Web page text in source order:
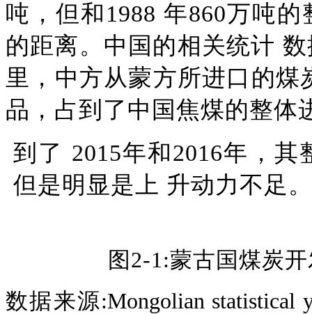
吨，但和1988 年860万吨
的距离。中国的相关统计
里，中方从蒙方所进口的煤
品，占到了中国焦煤的整体
到了 2015年和2016年，
但是明显是上 升动力不足
图 2-1:蒙古国煤炭
数据来源:Mongolian statistical